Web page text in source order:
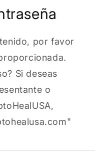
por favor
Si deseas
o